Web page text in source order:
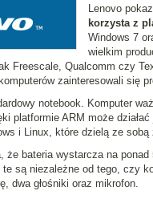
Lenovo
korzysta z
Windows 7
wielkim
Freescale, Qualcomm czy
zainteresowali się
notebook. Komputer
platformie ARM może
i Linux, które dzielą ze
że bateria wystarcza na
są niezależne od tego, czy
dwa głośniki oraz mikrofon.